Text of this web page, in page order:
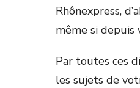
Rhônexpress,
même si depuis
Par toutes ces
les sujets de